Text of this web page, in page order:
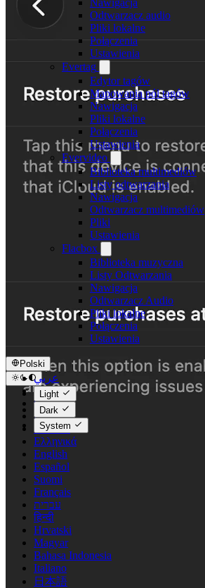
Nawigacja
Odtwarzacz audio
Pliki lokalne
Połączenia
Ustawienia
Evertag
Edytor tagów
Mapowania pól tagów
Nawigacja
Pliki lokalne
Połączenia
Ustawienia
Evervideo
Biblioteka multimediów
Listy odtwarzania
Nawigacja
Odtwarzacz multimediów
Pliki
Ustawienia
Flacbox
Biblioteka muzyczna
Listy Odtwarzania
Nawigacja
Odtwarzacz Audio
Pliki lokalne
Połączenia
Ustawienia
Polski
عربي
Català
Čeština
Dansk
Deutsch
Ελληνικά
English
Español
Suomi
Français
עברית
हिन्दी
Hrvatski
Magyar
Bahasa Indonesia
Italiano
日本語
Light
Dark
System